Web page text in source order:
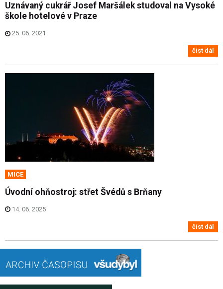
Uznávaný cukrář Josef Maršálek studoval na Vysoké
škole hotelové v Praze
25. 06. 2021
číst dál
MICE
Úvodní ohňostroj: střet Švédů s Brňany
14. 06. 2025
číst dál